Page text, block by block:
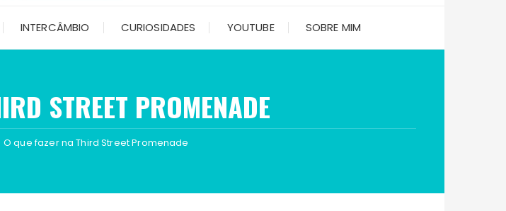
INTERCÂMBIO CURIOSIDADES YOUTUBE SOBRE MIM
STREET PROMENADE
O que fazer na Third Street Promenade